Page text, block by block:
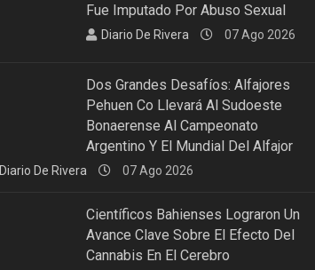
Fue Imputado Por Abuso Sexual
Diario De Rivera 07 Ago 2026
Dos Grandes Desafíos: Alfajores
Pehuen Co Llevará Al Sudoeste
Bonaerense Al Campeonato
Argentino Y El Mundial Del Alfajor
Diario De Rivera 07 Ago 2026
Científicos Bahienses Lograron Un
Avance Clave Sobre El Efecto Del
Cannabis En El Cerebro